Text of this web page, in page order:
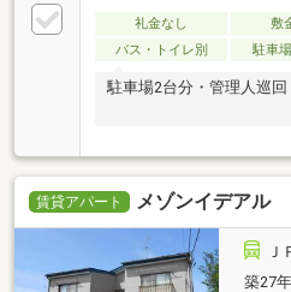
礼金なし 敷
バス・トイレ別
駐車
駐車場2台分・管理人巡
賃貸アパート メゾンイデアル
築27